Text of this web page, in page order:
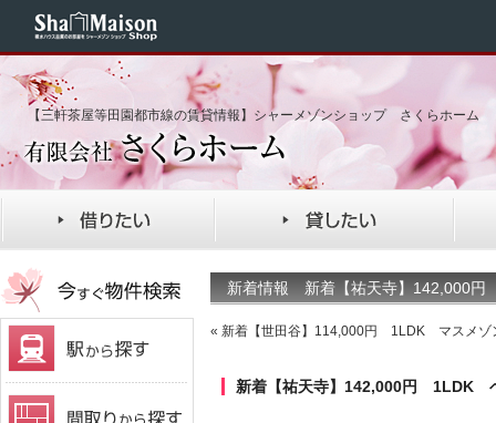
【三軒茶屋等田園都市線の賃貸情報】シャーメゾンショップ さくらホーム
新着情報 新着【祐天寺】142,000
« 新着【世田谷】114,000円 1LDK マスメ
新着【祐天寺】142,000円 1LDK